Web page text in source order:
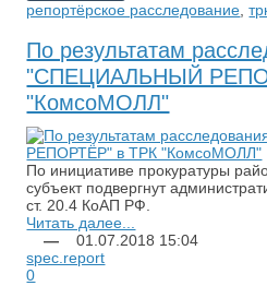
репортёрское расследование ,
По результатам
"СПЕЦИАЛЬНЫЙ
"КомсоМОЛЛ"
По инициативе прокуратуры
субъект подвергнут
ст. 20.4 КоАП РФ.
Читать далее...
—
01.07.2018 15:04
spec.report
0